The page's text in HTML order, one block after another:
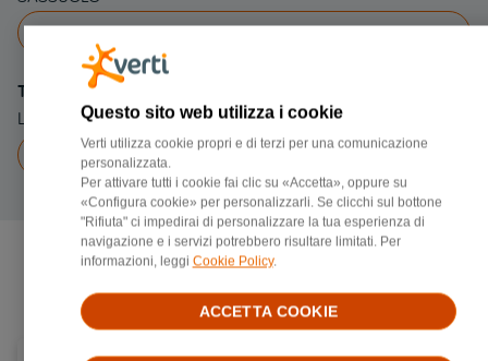
INDICAZIONI
Telefono
Linea fissa 0536585980
Chiama a0536585980
Negozi di riparazione più vicini
Questo sito web utilizza i cookie
Verti utilizza cookie propri e di terzi per una comunicazione
personalizzata.
Per attivare tutti i cookie fai clic su «Accetta», oppure su
«Configura cookie» per personalizzarli. Se clicchi sul bottone
"Rifiuta" ci impedirai di personalizzare la tua esperienza di
navigazione e i servizi potrebbero risultare limitati. Per
informazioni, leggi Cookie Policy.
ACCETTA COOKIE